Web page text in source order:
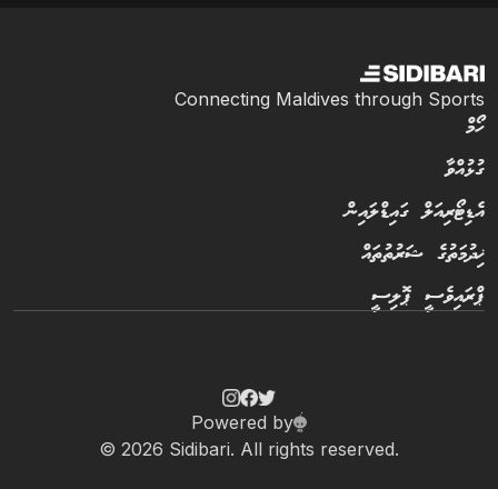
Connecting Maldives through Sports
ހޯމް
ގުޅުއްވާ
އެޑިޓޯރިއަލް ގައިޑްލައިން
ޚިދުމަތުގެ ޝަރުތުތައް
ޕްރައިވެސީ ޕޮލިސީ
© 2026 Sidibari. All rights reserved.
Powered by